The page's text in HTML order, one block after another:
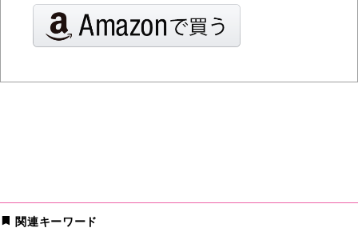
関連キーワード